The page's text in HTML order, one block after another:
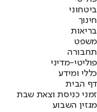
ביטחוני
חינוך
בריאות
משפט
תחבורה
פוליטי-מדיני
כללי ומידע
דף הבית
זמני כניסת וצאת שבת
מגזין השבוע